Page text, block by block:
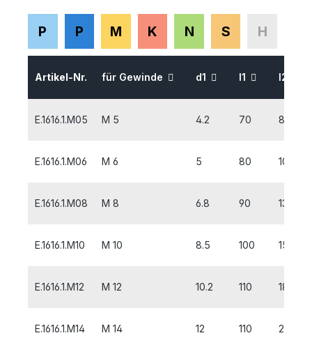
P P M K N S H
Artikel-Nr. für Gewinde d1 l1 l2
E.1616.1.M05 M 5 4.2 70 8
E.1616.1.M06 M 6 5 80 10
E.1616.1.M08 M 8 6.8 90 13
E.1616.1.M10 M 10 8.5 100 15
E.1616.1.M12 M 12 10.2 110 18
E.1616.1.M14 M 14 12 110 20